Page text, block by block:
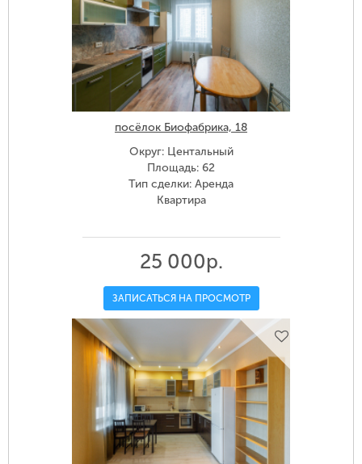
посёлок Биофабрика, 18
Округ: Центальный
Площадь: 62
Тип сделки: Аренда
Квартира
25 000р.
ЗАПИСАТЬСЯ НА ПРОСМОТР